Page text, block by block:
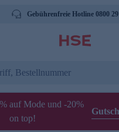
Gebührenfreie Hotline 0800
auf Mode und -20%
on top!